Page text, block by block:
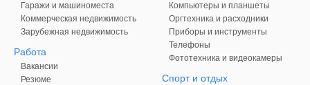
Гаражи и машиноместа
Коммерческая недвижимость
Зарубежная недвижимость
Работа
Вакансии
Резюме
Компьютеры и планшеты
Оргтехника и расходники
Приборы и инструменты
Телефоны
Фототехника и видеокамеры
Спорт и отдых